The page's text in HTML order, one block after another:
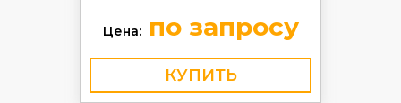
Цена:по запросу
КУПИТЬ